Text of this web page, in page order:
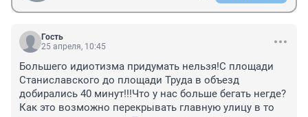
Гость
25 апреля, 10:45
Большего идиотизма придумать нельзя!С площади
Станиславского до площади Труда в объезд
добирались 40 минут!!!Что у нас больше бегать негде?
Как это возможно перекрывать главную улицу в то